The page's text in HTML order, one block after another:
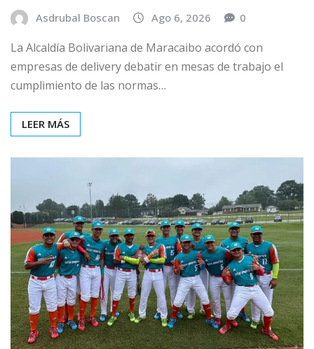
Asdrubal Boscan Ago 6, 2026 0
La Alcaldía Bolivariana de Maracaibo acordó con
empresas de delivery debatir en mesas de trabajo el
cumplimiento de las normas…
LEER MÁS